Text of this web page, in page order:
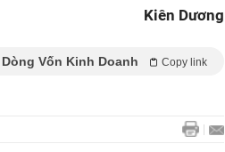
Kiên Dương
Dòng Vốn Kinh Doanh Copy link